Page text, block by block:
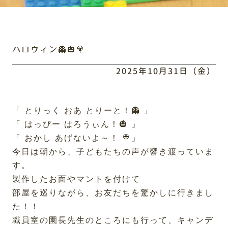
ハロウィン👻🎃🍭
2025年10月31日（金）
「 とりっく おあ とりーと！👻 」
「 はっぴー はろうぃん！🎃 」
「 おかし あげないよ～！ 🍭」
今日は朝から、子どもたちの声が響き渡っていま
す。
製作したお面やマントを付けて
部屋を巡りながら、お友だちを驚かしに行きまし
た！！
職員室の園長先生のところにも行って、キャンデ